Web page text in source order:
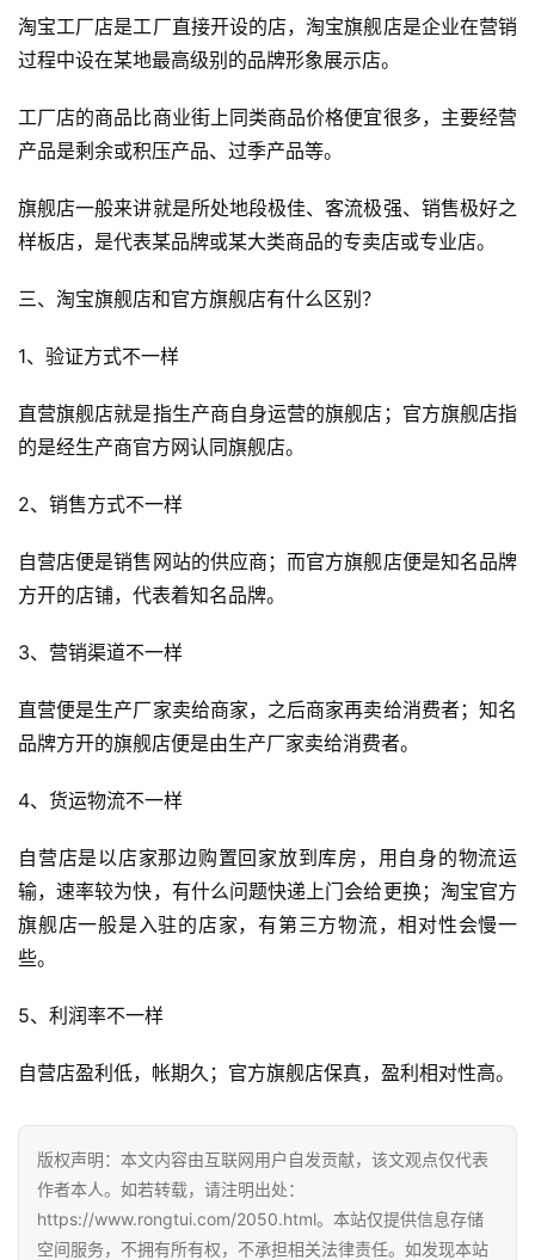
淘宝工厂店是工厂直接开设的店，淘宝旗舰店是企业在营销
过程中设在某地最高级别的品牌形象展示店。
工厂店的商品比商业街上同类商品价格便宜很多，主要经营
产品是剩余或积压产品、过季产品等。
旗舰店一般来讲就是所处地段极佳、客流极强、销售极好之
样板店，是代表某品牌或某大类商品的专卖店或专业店。
三、淘宝旗舰店和官方旗舰店有什么区别？
1、验证方式不一样
直营旗舰店就是指生产商自身运营的旗舰店；官方旗舰店指
的是经生产商官方网认同旗舰店。
2、销售方式不一样
自营店便是销售网站的供应商；而官方旗舰店便是知名品牌
方开的店铺，代表着知名品牌。
3、营销渠道不一样
直营便是生产厂家卖给商家，之后商家再卖给消费者；知名
品牌方开的旗舰店便是由生产厂家卖给消费者。
4、货运物流不一样
自营店是以店家那边购置回家放到库房，用自身的物流运
输，速率较为快，有什么问题快递上门会给更换；淘宝官方
旗舰店一般是入驻的店家，有第三方物流，相对性会慢一
些。
5、利润率不一样
自营店盈利低，帐期久；官方旗舰店保真，盈利相对性高。
版权声明：本文内容由互联网用户自发贡献，该文观点仅代表
作者本人。如若转载，请注明出处：
https://www.rongtui.com/2050.html。本站仅提供信息存储
空间服务，不拥有所有权，不承担相关法律责任。如发现本站